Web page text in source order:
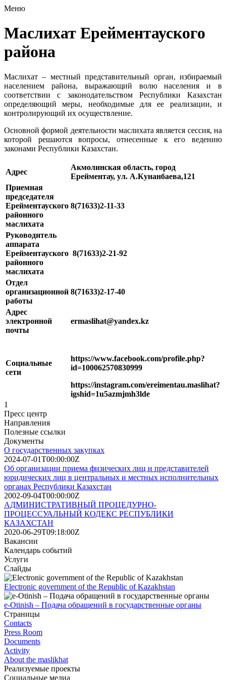
Меню
Маслихат Ерейментауского
района
Маслихат – местный представительный орган, избираемый
населением района, выражающий волю населения и в
соответствии с законодательством Республики Казахстан
определяющий меры, необходимые для ее реализации, и
контролирующий их осуществление.
Основной формой деятельности маслихата является сессия, на
которой решаются вопросы, отнесенные к его ведению
законами Республики Казахстан.
Адрес
Акмолинская область, город
Ерейментау, ул. А.Кунанбаева,121
Приемная
председателя
Ерейментауского
районного
маслихата
8(71633)2-11-33
Руководитель
аппарата
Ерейментауского
районного
маслихата
8(71633)2-21-92
Отдел
организационной
работы
8(71633)2-17-40
Адрес
электронной
почты
ermaslihat@yandex.kz
Социальные
сети
https://www.facebook.com/profile.php?
id=100062570830999
https://instagram.com/ereimentau.maslihat?
igshid=1u5azmjmh3lde
1
Пресс центр
Направления
Полезные ссылки
Документы
О государственных закупках
2024-07-01T00:00:00Z
Об организации приема физических лиц и представителей
юридических лиц в центральных и местных исполнительных
органах Республики Казахстан
2002-09-04T00:00:00Z
АДМИНИСТРАТИВНЫЙ ПРОЦЕДУРНО-
ПРОЦЕССУАЛЬНЫЙ КОДЕКС РЕСПУБЛИКИ
КАЗАХСТАН
2020-06-29T09:18:00Z
Вакансии
Календарь событий
Услуги
Слайды
Electronic government of the Republic of Kazakhstan
e-Otinish – Подача обращений в государственные органы
Страницы
Contacts
Press Room
Documents
Activity
About the maslikhat
Реализуемые проекты
Социальные медиа